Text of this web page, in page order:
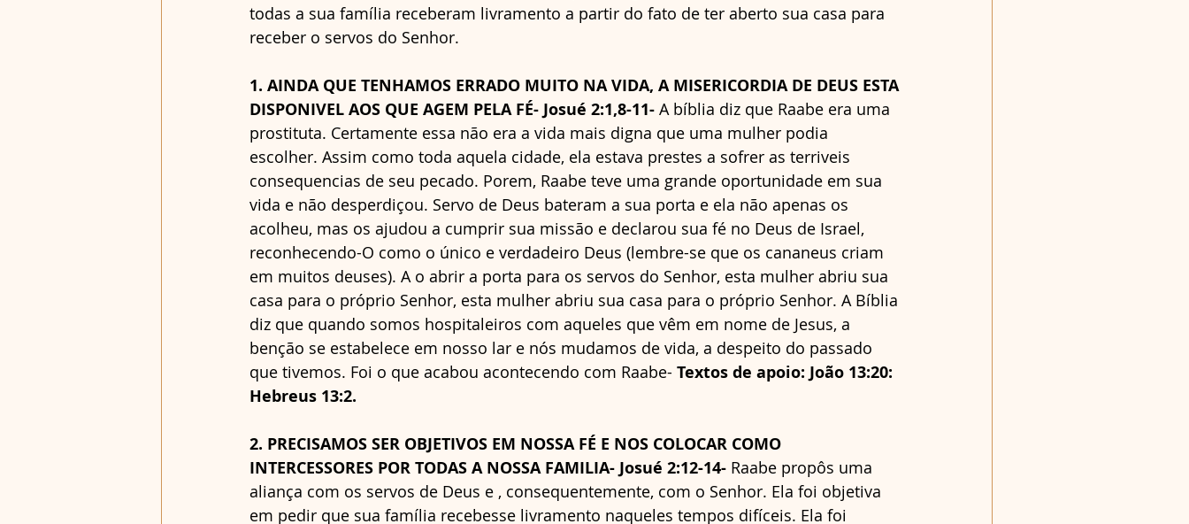
todas a sua família receberam livramento a partir do fato de ter aberto sua casa para
receber o servos do Senhor.
1. AINDA QUE TENHAMOS ERRADO MUITO NA VIDA, A MISERICORDIA DE DEUS ESTA
DISPONIVEL AOS QUE AGEM PELA FÉ- Josué 2:1,8-11- A bíblia diz que Raabe era uma
prostituta. Certamente essa não era a vida mais digna que uma mulher podia
escolher. Assim como toda aquela cidade, ela estava prestes a sofrer as terriveis
consequencias de seu pecado. Porem, Raabe teve uma grande oportunidade em sua
vida e não desperdiçou. Servo de Deus bateram a sua porta e ela não apenas os
acolheu, mas os ajudou a cumprir sua missão e declarou sua fé no Deus de Israel,
reconhecendo-O como o único e verdadeiro Deus (lembre-se que os cananeus criam
em muitos deuses). A o abrir a porta para os servos do Senhor, esta mulher abriu sua
casa para o próprio Senhor, esta mulher abriu sua casa para o próprio Senhor. A Bíblia
diz que quando somos hospitaleiros com aqueles que vêm em nome de Jesus, a
benção se estabelece em nosso lar e nós mudamos de vida, a despeito do passado
que tivemos. Foi o que acabou acontecendo com Raabe- Textos de apoio: João 13:20:
Hebreus 13:2.
2. PRECISAMOS SER OBJETIVOS EM NOSSA FÉ E NOS COLOCAR COMO
INTERCESSORES POR TODAS A NOSSA FAMILIA- Josué 2:12-14- Raabe propôs uma
aliança com os servos de Deus e , consequentemente, com o Senhor. Ela foi objetiva
em pedir que sua família recebesse livramento naqueles tempos difíceis. Ela foi